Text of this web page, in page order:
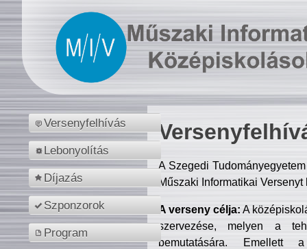
Versenyfelhívás
Lebonyolítás
Díjazás
Szponzorok
Program
A Szegedi
Műszaki Informatikai
A verseny célja: A
szervezése, melyen a
bemutatására. Emellett